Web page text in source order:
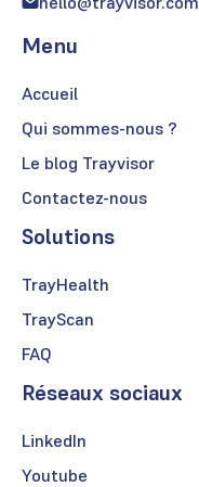
Menu
Accueil
Qui sommes-nous ?
Le blog Trayvisor
Contactez-nous
Solutions
TrayHealth
TrayScan
FAQ
Réseaux sociaux
LinkedIn
Youtube